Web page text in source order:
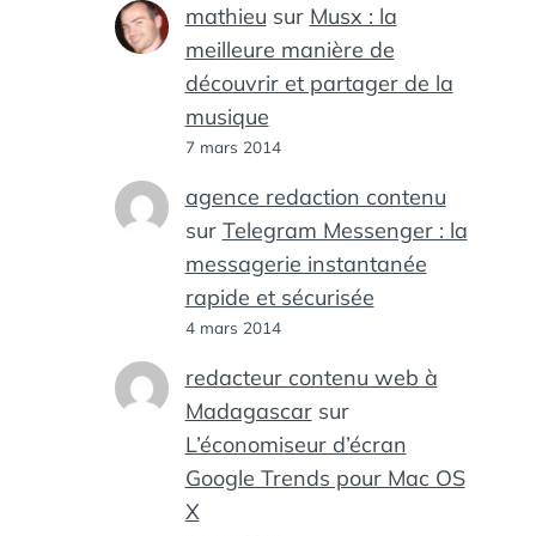
mathieu sur Musx : la
meilleure manière de
découvrir et partager de la
musique
7 mars 2014
agence redaction contenu
sur Telegram Messenger : la
messagerie instantanée
rapide et sécurisée
4 mars 2014
redacteur contenu web à
Madagascarsur
L’économiseur d’écran
Google Trends pour Mac OS
X